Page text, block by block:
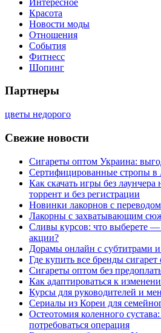
Красота
Новости моды
Отношения
События
Фитнесс
Шопинг
Партнеры
цветы недорого
Свежие новости
Сигареты оптом Украина:
Сертифицированные стропы
Как скачать игры без
торрент и без регистрации
Новинки лакорнов с переводом
Лакорны с захватывающим
Сливы курсов: что выберете
акции?
Дорамы онлайн с субтитрами и
Где купить все бренды сигарет
Сигареты оптом без
Как адаптироваться к
Курсы для руководителей и
Сериалы из Кореи для
Остеотомия коленного
потребоваться операция